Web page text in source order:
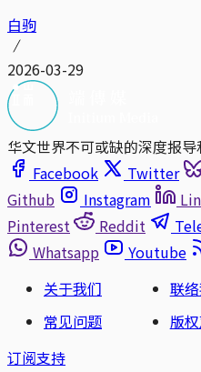
白驹
2026-03-29
华文世界不可或缺的深度报
Facebook
Twitter
Github
Instagram
Pinterest
Reddit
Whatsapp
Youtube
关于我们
联
常见问题
版
订阅支持